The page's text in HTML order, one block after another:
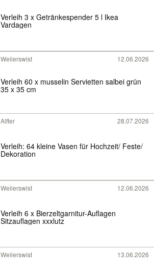
Verleih 3 x Getränkespender 5 l Ikea
Vardagen
Weilerswist 12.06.2026
Verleih 60 x musselin Servietten salbei grün
35 x 35 cm
Alfter 28.07.2026
Verleih: 64 kleine Vasen für Hochzeit/ Feste/
Dekoration
Weilerswist 12.06.2026
Verleih 6 x Bierzeltgarnitur-Auflagen
Sitzauflagen xxxlutz
Weilerswist 13.06.2026